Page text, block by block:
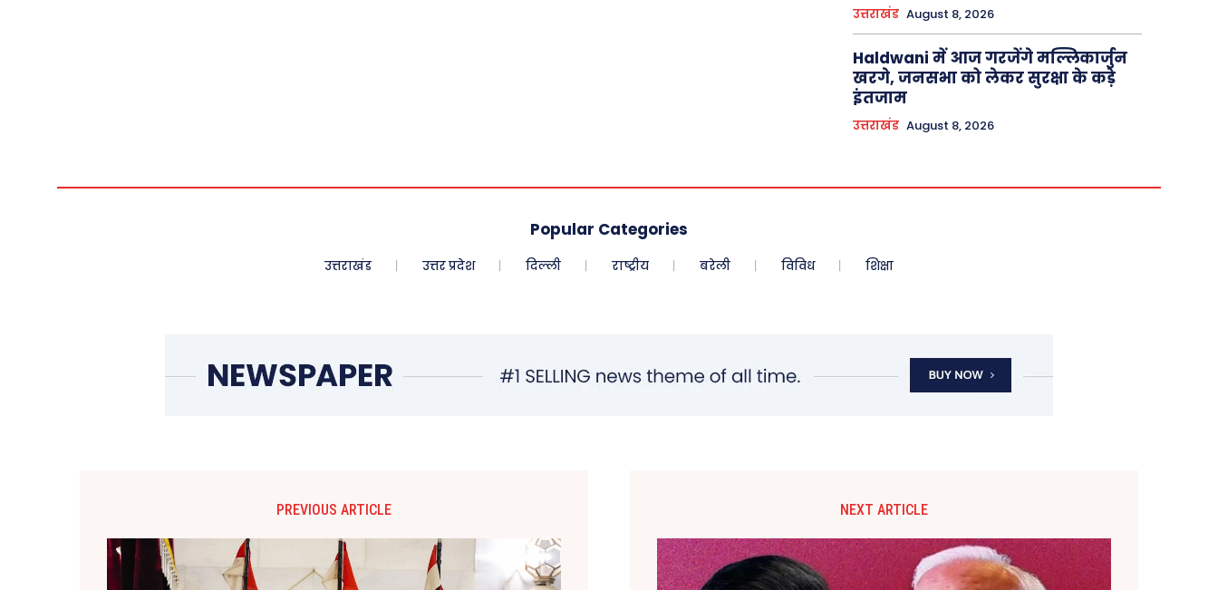
उत्तराखंड August 8, 2026
Haldwani में आज गरजेंगे मल्लिकार्जुन
खरगे, जनसभा को लेकर सुरक्षा के कड़े
इंतजाम
उत्तराखंड August 8, 2026
Popular Categories
उत्तराखंड उत्तर प्रदेश दिल्ली राष्ट्रीय बरेली विविध शिक्षा
PREVIOUS ARTICLE NEXT ARTICLE